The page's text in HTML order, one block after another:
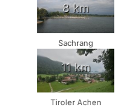
8 km
Sachrang
11 km
Tiroler Achen